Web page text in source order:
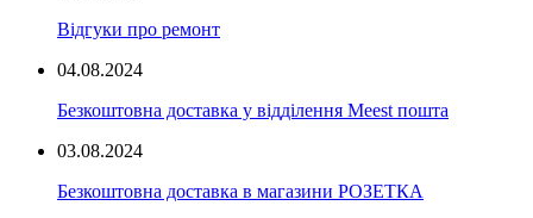
Відгуки про ремонт
04.08.2024
Безкоштовна доставка у відділення Meest пошта
03.08.2024
Безкоштовна доставка в магазини РОЗЕТКА